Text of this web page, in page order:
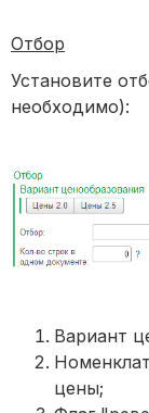
Отбор
Установите
необходимо):
Вариант
цены;